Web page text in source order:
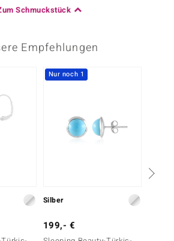
Schmuckstück
Empfehlungen
Nur noch 1
Silber
199,- €